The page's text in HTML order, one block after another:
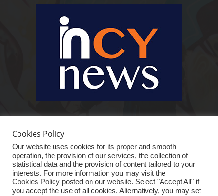
είστε πραγματικά in cynews στην επικαιρότητα.
Cookies Policy
Our website uses cookies for its proper and smooth
operation, the provision of our services, the collection of
statistical data and the provision of content tailored to your
interests. For more information you may visit the
Cookies Policy posted on our website. Select "Accept All" if
you accept the use of all cookies. Alternatively, you may set